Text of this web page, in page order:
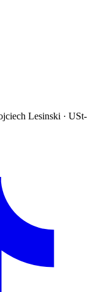
Lesinski · USt-